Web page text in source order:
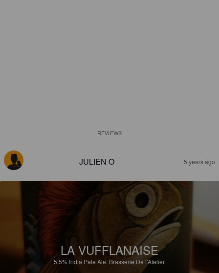
REVIEWS
JULIEN O 5 years ago
LA VUFFLANAISE
5.5% India Pale Ale. Brasserie De l'Atelier.